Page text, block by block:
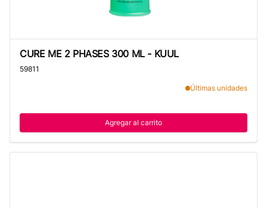
CURE ME 2 PHASES 300 ML - KUUL
59811
Últimas unidades
Agregar al carrito